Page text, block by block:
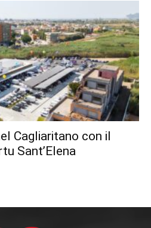
Cagliaritano con il
Sant’Elena